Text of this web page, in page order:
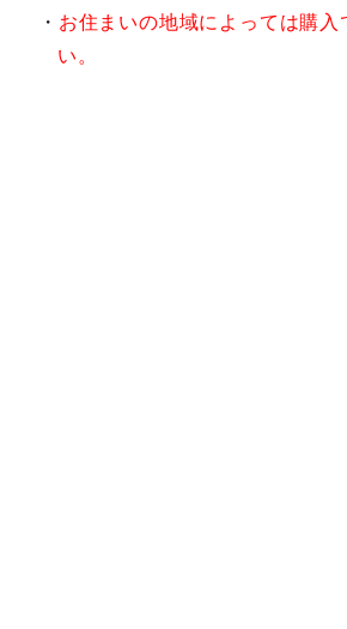
お住まいの地域によっては購
い。